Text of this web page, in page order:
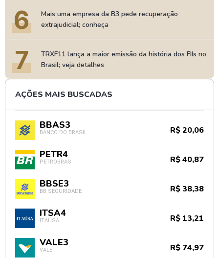
6
Mais uma empresa da B3 pede recuperação
extrajudicial; conheça
7
TRXF11 lança a maior emissão da história dos FIIs no
Brasil; veja detalhes
AÇÕES MAIS BUSCADAS
BBAS3
BANCO DO BRASIL R$ 20,06
PETR4
PETROBRAS R$ 40,87
BBSE3
BB SEGURIDADE R$ 38,38
ITSA4
ITAÚSA R$ 13,21
VALE3
VALE R$ 74,97